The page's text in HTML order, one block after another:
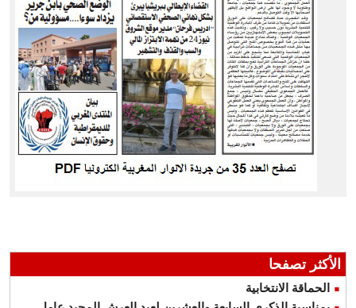
الأكثر تصفحا
الحماقة الانتخابية